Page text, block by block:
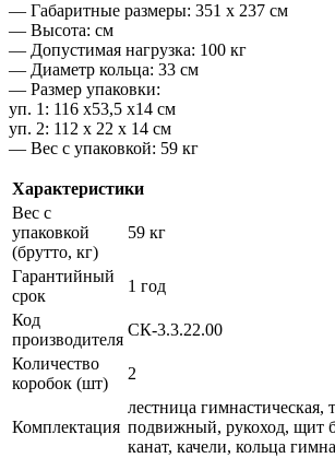
— Габаритные размеры: 351 х 237 см
— Высота: см
— Допустимая нагрузка: 100 кг
— Диаметр кольца: 33 см
— Размер упаковки:
уп. 1: 116 х53,5 х14 см
уп. 2: 112 х 22 х 14 см
— Вес с упаковкой: 59 кг
Характеристики
Вес с
упаковкой
(брутто, кг)
59 кг
Гарантийный
срок
1 год
Код
производителя
СК-3.3.22.00
Количество
коробок (шт)
2
Комплектация
лестница гимнастическая,
подвижный, рукоход, щит
канат, качели, кольца